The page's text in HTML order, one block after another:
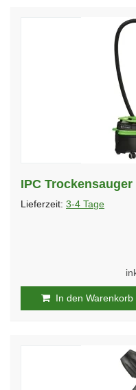
IPC Trockensauger
Lieferzeit: 3-4 Tage
In den Warenkorb